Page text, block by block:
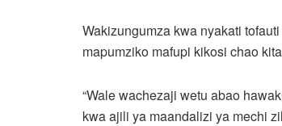
Wakizungumza kwa nyakati
mapumziko mafupi kikosi chao
“Wale wachezaji wetu abao
kwa ajili ya maandalizi ya mechi